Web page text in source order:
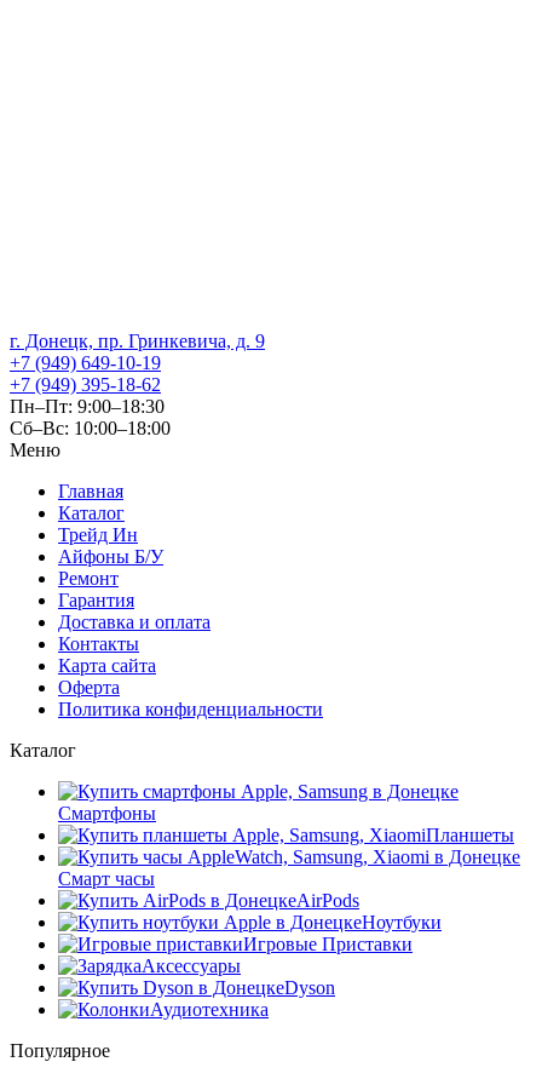
г. Донецк, пр. Гринкевича, д. 9
+7 (949) 649-10-19
+7 (949) 395-18-62
Пн–Пт: 9:00–18:30
Сб–Вс: 10:00–18:00
Меню
Главная
Каталог
Трейд Ин
Айфоны Б/У
Ремонт
Гарантия
Доставка и оплата
Контакты
Карта сайта
Оферта
Политика конфиденциальности
Каталог
Смартфоны
Планшеты
Смарт часы
AirPods
Ноутбуки
Игровые Приставки
Аксессуары
Dyson
Аудиотехника
Популярное